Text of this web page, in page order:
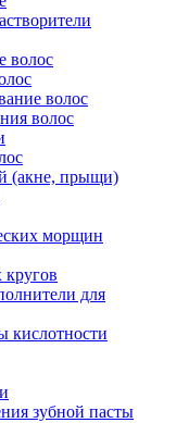
волос
волос
волос
(акне, прыщи)
морщин
для
кислотности
зубной пасты